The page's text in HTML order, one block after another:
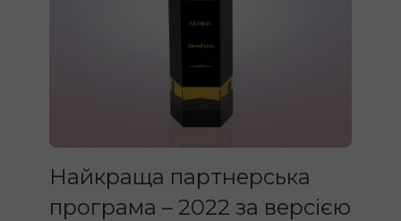
Найкраща партнерська
програма – 2022 за версією